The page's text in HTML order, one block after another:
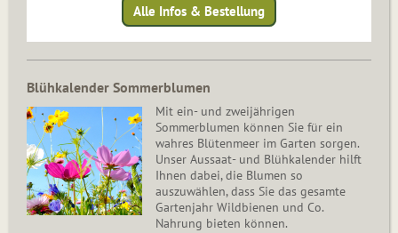
Alle Infos & Bestellung
Blühkalender Sommerblumen
Mit ein- und zweijährigen
Sommerblumen können Sie für ein
wahres Blütenmeer im Garten sorgen.
Unser Aussaat- und Blühkalender hilft
Ihnen dabei, die Blumen so
auszuwählen, dass Sie das gesamte
Gartenjahr Wildbienen und Co.
Nahrung bieten können.